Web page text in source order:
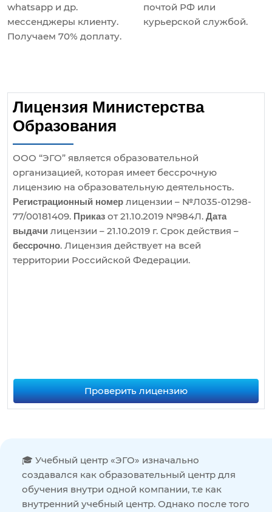
whatsapp и др.
мессенджеры клиенту.
Получаем 70% доплату.
почтой РФ или
курьерской службой.
Лицензия Министерства
Образования
ООО “ЭГО” является образовательной
организацией, которая имеет бессрочную
лицензию на образовательную деятельность.
Регистрационный номер лицензии – №Л035-01298-
77/00181409. Приказ от 21.10.2019 №984Л. Дата
выдачи лицензии – 21.10.2019 г. Срок действия –
бессрочно. Лицензия действует на всей
территории Российской Федерации.
Проверить лицензию
🎓 Учебный центр «ЭГО» изначально
создавался как образовательный центр для
обучения внутри одной компании, т.е как
внутренний учебный центр. Однако после того